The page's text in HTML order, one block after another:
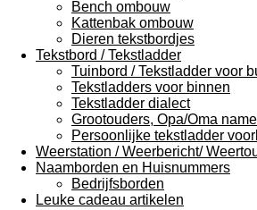
Bench ombouw
Kattenbak ombouw
Dieren tekstbordjes
Tekstbord / Tekstladder
Tuinbord / Tekstladder voor
Tekstladders voor binnen
Tekstladder dialect
Grootouders, Opa/Oma
Persoonlijke tekstladder
Weerstation / Weerbericht/
Naamborden en Huisnummers
Bedrijfsborden
Leuke cadeau artikelen